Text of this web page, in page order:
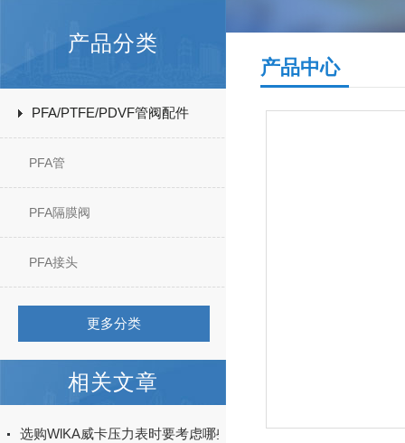
产品分类
PFA/PTFE/PDVF管阀配件
PFA管
PFA隔膜阀
PFA接头
更多分类
相关文章
选购WlKA威卡压力表时要考虑哪些因素？
产品中心